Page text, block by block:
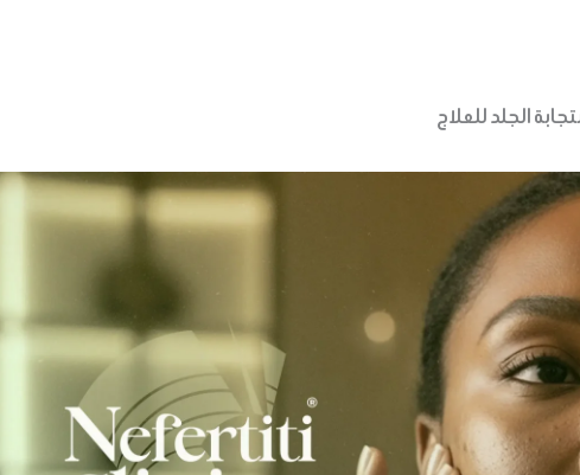
الجلد للعلاج